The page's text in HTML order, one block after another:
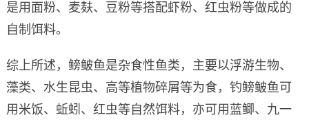
是用面粉、麦麸、豆粉等搭配虾粉、红虫粉等做成的
自制饵料。
综上所述，鳑鲏鱼是杂食性鱼类，主要以浮游生物、
藻类、水生昆虫、高等植物碎屑等为食，钓鳑鲏鱼可
用米饭、蚯蚓、红虫等自然饵料，亦可用蓝鲫、九一